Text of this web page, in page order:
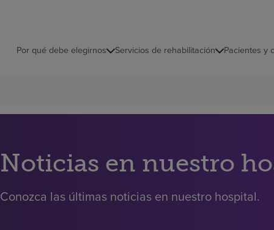
Por qué debe elegirnos Servicios de rehabilitación Pacientes y
Noticias en nuestro
Conozca las últimas noticias en nuestro hospital.